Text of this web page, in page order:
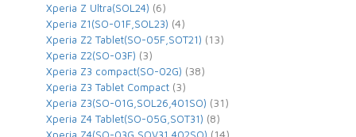
Xperia Z Ultra(SOL24) (6)
Xperia Z1(SO-01F,SOL23) (4)
Xperia Z2 Tablet(SO-05F,SOT21) (13)
Xperia Z2(SO-03F) (3)
Xperia Z3 compact(SO-02G) (38)
Xperia Z3 Tablet Compact (3)
Xperia Z3(SO-01G,SOL26,401SO) (31)
Xperia Z4 Tablet(SO-05G,SOT31) (8)
(14)